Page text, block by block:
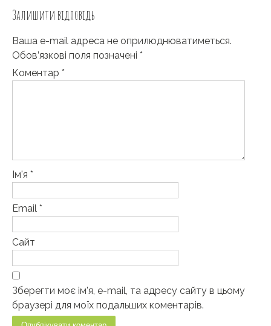
Залишити відповідь
Ваша e-mail адреса не оприлюднюватиметься.
Обов’язкові поля позначені *
Коментар *
Ім'я *
Email *
Сайт
Зберегти моє ім'я, e-mail, та адресу сайту в цьому
браузері для моїх подальших коментарів.